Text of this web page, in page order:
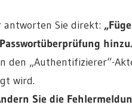
antworten Sie direkt:
den „Authentifizierer“-
wird.
Sie die